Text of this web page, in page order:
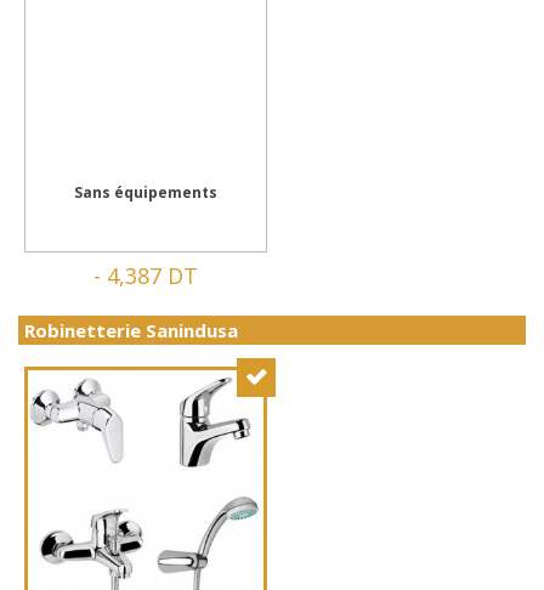
Sans équipements
- 4,387 DT
Robinetterie Sanindusa